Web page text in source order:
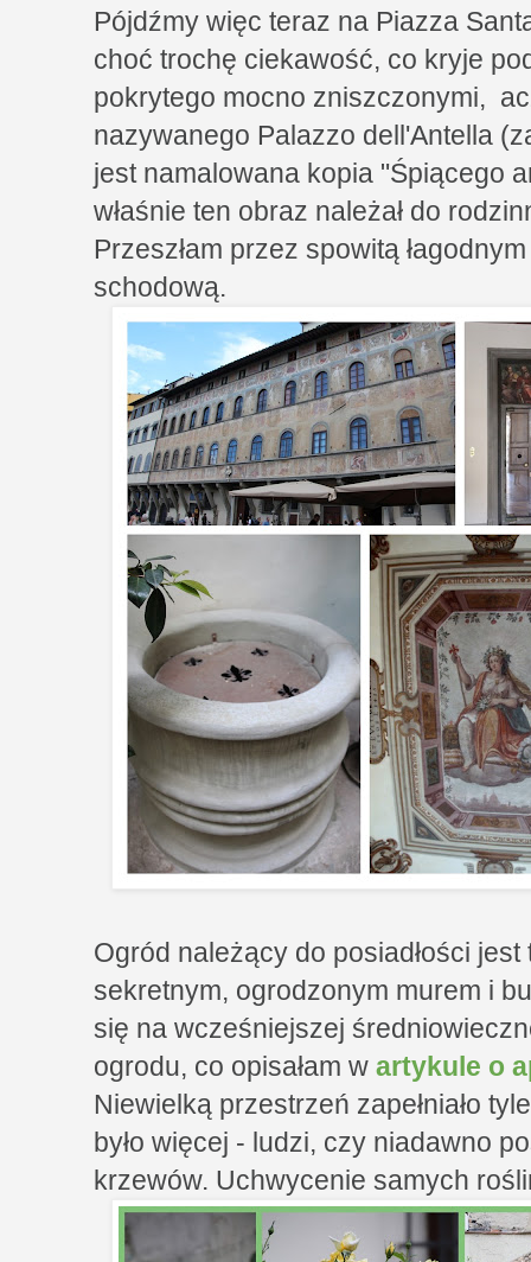
Pójdźmy więc teraz na Piazza
choć trochę ciekawość, co kryje
pokrytego mocno zniszczonymi,
nazywanego Palazzo dell'Antella
jest namalowana kopia "Śpiącego
właśnie ten obraz należał do
Przeszłam przez spowitą
schodową.
Ogród należący do posiadłości
sekretnym, ogrodzonym murem i
się na wcześniejszej
ogrodu, co opisałam w artykule o
Niewielką przestrzeń zapełniało
było więcej - ludzi, czy niadawno
krzewów. Uchwycenie samych